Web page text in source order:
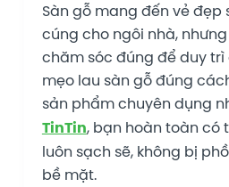
Sàn gỗ mang đến vẻ
cúng cho ngôi nhà,
chăm sóc đúng để duy trì
mẹo lau sàn gỗ đúng
sản phẩm chuyên dụng
TinTin, bạn hoàn toàn có
luôn sạch sẽ, không bị
bề mặt.